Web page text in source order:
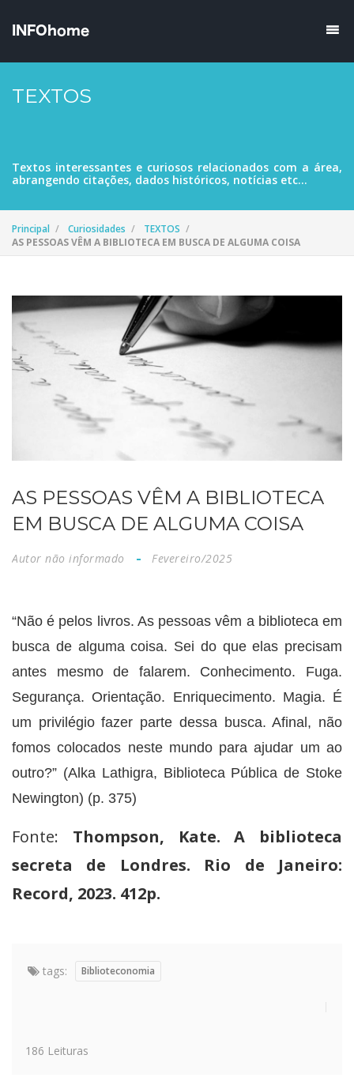
TEXTOS
Textos interessantes e curiosos relacionados com a área,
abrangendo citações, dados históricos, notícias etc...
Principal Curiosidades
TEXTOS
AS PESSOAS VÊM A BIBLIOTECA EM BUSCA DE ALGUMA COISA
AS PESSOAS VÊM A BIBLIOTECA
EM BUSCA DE ALGUMA COISA
Autor não informado Fevereiro/2025
“Não é pelos livros. As pessoas vêm a biblioteca em
busca de alguma coisa. Sei do que elas precisam
antes mesmo de falarem. Conhecimento. Fuga.
Segurança. Orientação. Enriquecimento. Magia. É
um privilégio fazer parte dessa busca. Afinal, não
fomos colocados neste mundo para ajudar um ao
outro?” (Alka Lathigra, Biblioteca Pública de Stoke
Newington) (p. 375)
Fonte: Thompson, Kate. A biblioteca
secreta de Londres. Rio de Janeiro:
Record, 2023. 412p.
tags: Biblioteconomia
186 Leituras